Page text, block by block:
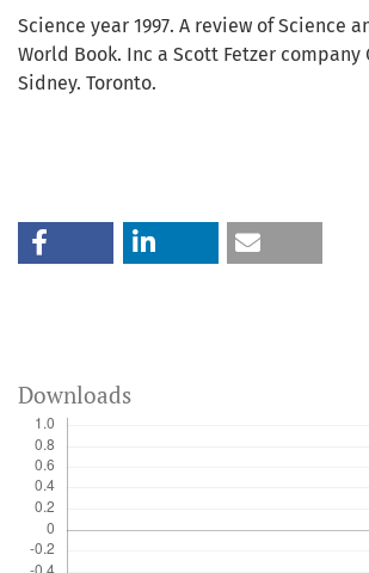
Science year 1997. A review of Science
World Book. Inc a Scott Fetzer company
Sidney. Toronto.
Downloads